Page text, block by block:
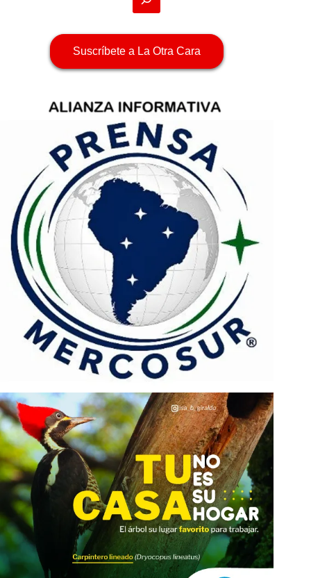
Suscríbete a La Otra Cara